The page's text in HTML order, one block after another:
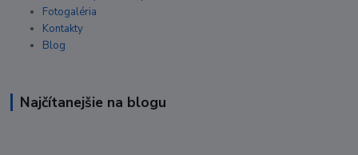
Fotogaléria
Kontakty
Blog
Najčítanejšie na blogu